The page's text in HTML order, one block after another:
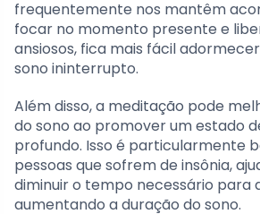
frequentemente nos mantêm
focar no momento presente e
ansiosos, fica mais fácil
sono ininterrupto.
Além disso, a meditação pode
do sono ao promover um estado
profundo. Isso é particularmente
pessoas que sofrem de insônia,
diminuir o tempo necessário para
aumentando a duração do sono.